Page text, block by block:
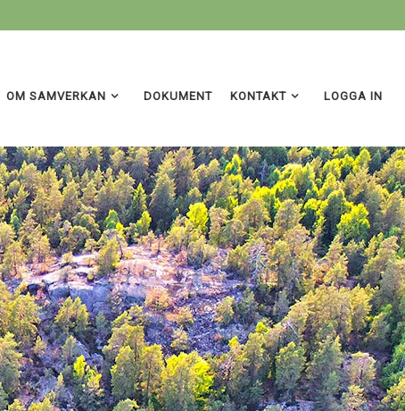
OM SAMVERKAN DOKUMENT KONTAKT LOGGA IN